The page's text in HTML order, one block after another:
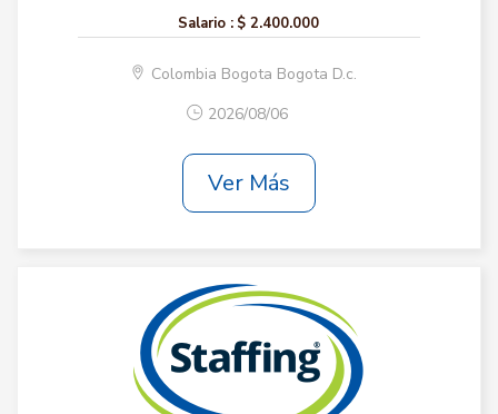
Salario : $ 2.400.000
Colombia Bogota Bogota D.c.
2026/08/06
Ver Más